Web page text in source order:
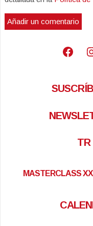
TR
MASTERCLASS